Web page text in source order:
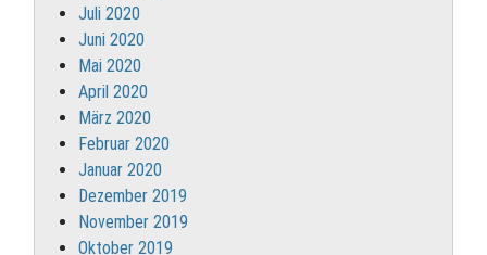
Juli 2020
Juni 2020
Mai 2020
April 2020
März 2020
Februar 2020
Januar 2020
Dezember 2019
November 2019
Oktober 2019